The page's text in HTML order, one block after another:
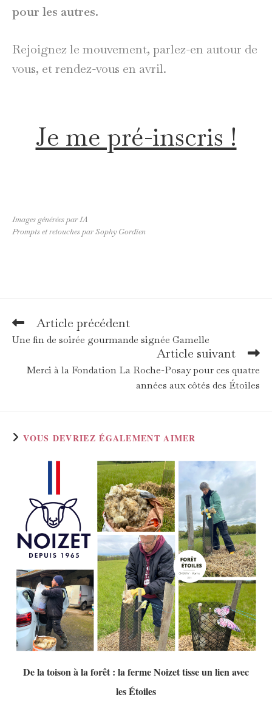
pour les autres.
Rejoignez le mouvement, parlez-en autour de
vous, et rendez-vous en avril.
Je me pré-inscris !
Images générées par IA
Prompts et retouches par Sophy Gordien
Read
more
articles
Article précédent
Une fin de soirée gourmande signée Gamelle
Article suivant
Merci à la Fondation La Roche-Posay pour ces quatre
années aux côtés des Étoiles
VOUS DEVRIEZ ÉGALEMENT AIMER
De la toison à la forêt : la ferme Noizet tisse un lien avec
les Étoiles